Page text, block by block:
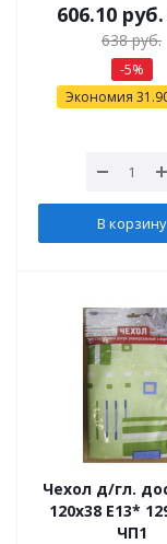
606.10руб.
638руб.
-5%
Экономия
В корзину
Чехол д/гл.
120х38 Е13*
ЧП1